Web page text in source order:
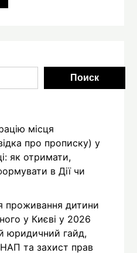
Поиск
місця
про прописку) у
як отримати,
в Дії чи
проживання дитини
у Києві у 2026
юридичний гайд,
та захист прав